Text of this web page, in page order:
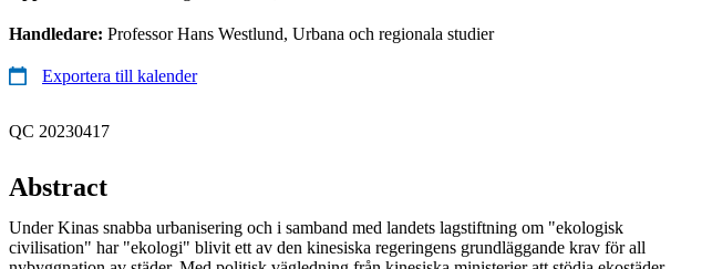
Handledare: Professor Hans Westlund, Urbana och regionala studier
Exportera till kalender
QC 20230417
Abstract
Under Kinas snabba urbanisering och i samband med landets lagstiftning om "ekologisk
civilisation" har "ekologi" blivit ett av den kinesiska regeringens grundläggande krav för all